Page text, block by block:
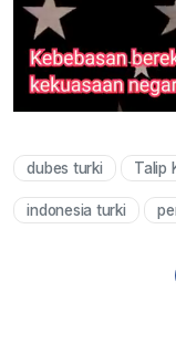
dubes turki Talip
indonesia turki